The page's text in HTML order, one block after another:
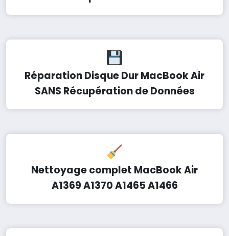
Réparation Disque Dur MacBook Air
SANS Récupération de Données
Nettoyage complet MacBook Air
A1369 A1370 A1465 A1466